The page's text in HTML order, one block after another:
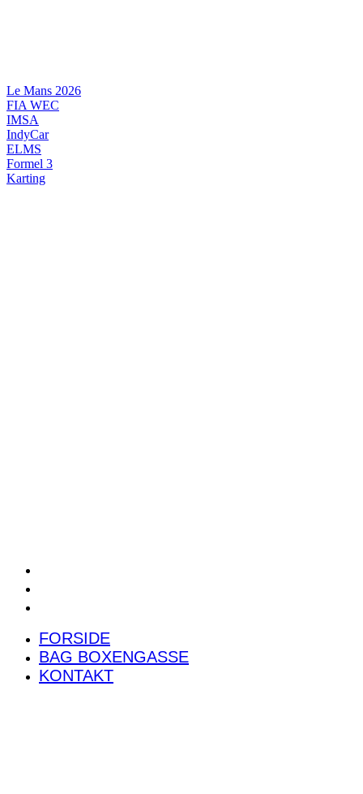
Le Mans 2026
FIA WEC
IMSA
IndyCar
ELMS
Formel 3
Karting
FORSIDE
BAG BOXENGASSE
KONTAKT